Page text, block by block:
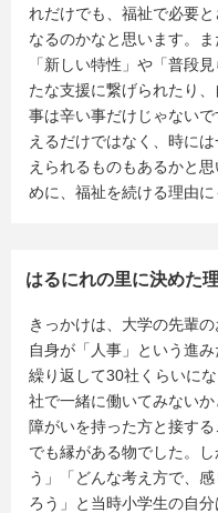
れだけでも、福祉で必要
なるのかなと思います。
「新しい特性」や「普段
たな支援に繋げられたり
事は辛い事だけじゃない
えるだけではなく、時に
えられるものもあるかと
めに、福祉を続ける理由に
はるにれの里に決めた
きっかけは、大学の先輩
自身が「人事」という進
繰り返して30社くらいに
社で一緒に働いてみない
障がいを持った方と接す
でも縁がある物でした。
う」「どんな考え方で、
ろう」と当時小学生の自